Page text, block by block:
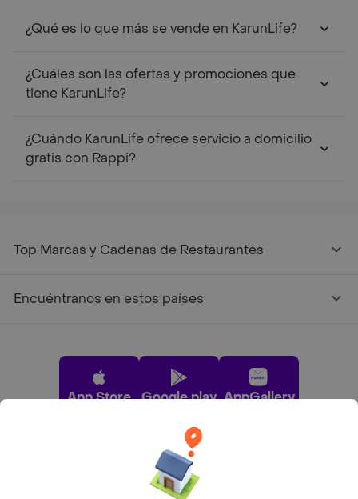
¿Qué es lo que más se vende en KarunLife?
¿Cuáles son las ofertas y promociones que
tiene KarunLife?
¿Cuándo KarunLife ofrece servicio a domicilio
gratis con Rappi?
Top Marcas y Cadenas de Restaurantes
Encuéntranos en estos países
App Store Google play AppGallery
Pide tu comida favorita cerca de ti